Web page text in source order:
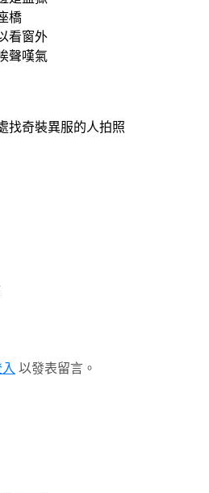
橋
看窗外
聲嘆氣
找奇裝異服的人拍照
以發表留言。